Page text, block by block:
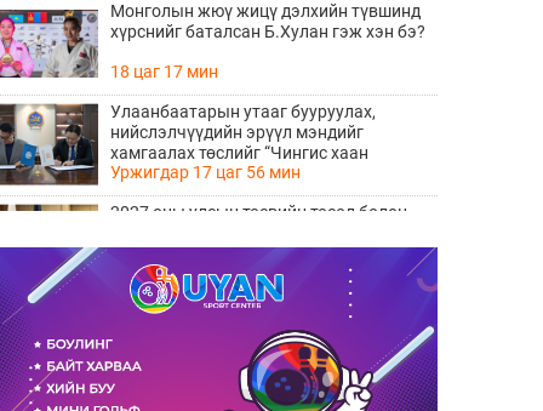
Монголын жюү жицү дэлхийн түвшинд
хүрснийг баталсан Б.Хулан гэж хэн бэ?
18 цаг 17 мин
Улаанбаатарын утааг бууруулах,
нийслэлчүүдийн эрүүл мэндийг
хамгаалах төслийг “Чингис хаан
баялгийн сан нэгдэл” ХХК-тай хамтран
хэрэгжүүлнэ
Уржигдар 17 цаг 56 мин
2027 оны улсын төсвийн төсөл болон
олон нийтийн хэлэлцүүлэг боллоо
Уржигдар 17 цаг 38 мин
Нийгмийн даатгалын сангийн хөрөнгө
7.6 тэрбум төгрөгөөр арвижлаа
Уржигдар 17 цаг 18 мин